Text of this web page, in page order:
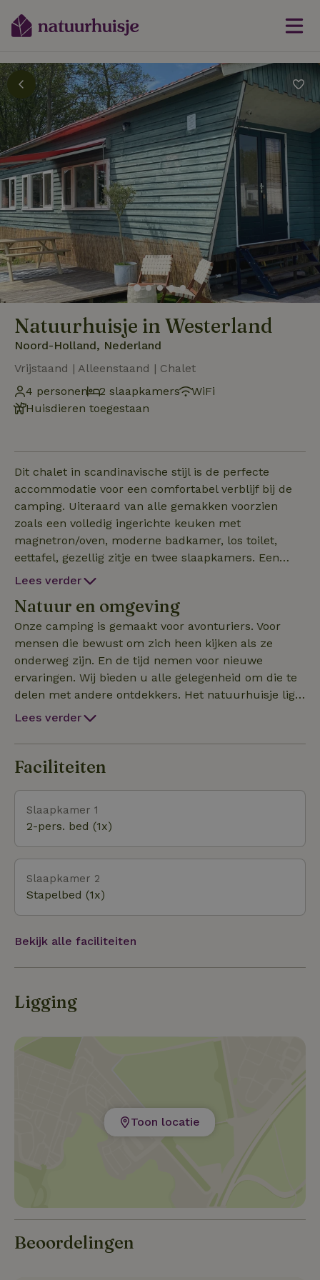
Natuurhuisje in Westerland
Noord-Holland, Nederland
Vrijstaand | Alleenstaand | Chalet
4 personen
2 slaapkamers
WiFi
Huisdieren toegestaan
Dit chalet in scandinavische stijl is de perfecte
accommodatie voor een comfortabel verblijf bij de
camping. Uiteraard van alle gemakken voorzien
zoals een volledig ingerichte keuken met
magnetron/oven, moderne badkamer, los toilet,
eettafel, gezellig zitje en twee slaapkamers. Een
gezellige en ruime optie voor twee personen, maar
kunt naast het chalet parkeren en ook buiten heb je
je eigen terras met stukje gazon voor eindeloze
warme zomeravonden. Genieten!
Lees verder
Natuur en omgeving
Onze camping is gemaakt voor avonturiers. Voor
mensen die bewust om zich heen kijken als ze
onderweg zijn. En de tijd nemen voor nieuwe
ervaringen. Wij bieden u alle gelegenheid om die te
delen met andere ontdekkers. Het natuurhuisje ligt
op het meest westelijke deel van het eiland
Links, de dynamiek van de Waddenzee. Vanuit de
camping loopt u bijna kaarsrecht naar de
biedt u ruime zandstranden, veilig zwemwater voor
u en de kinderen en een café aan het meer. Top.
Maar nu komt het: het is absoluut de moeite waard
maar u moet wel moeite doen. Voer de GPS
coördinaten in. En dan nog denkt u
misschien...wáár?! JA DAAR! U hoeft alleen nog
maar het weggetje te volgen dat tussen 2 andere
campings ligt. Maar dán....Welkom bij ons natuurhuisje.
Lees verder
Faciliteiten
Slaapkamer 1
2-pers. bed (1x)
Slaapkamer 2
Stapelbed (1x)
Bekijk alle faciliteiten
Ligging
Toon locatie
Beoordelingen